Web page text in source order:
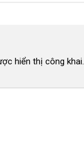
hiển thị công khai.